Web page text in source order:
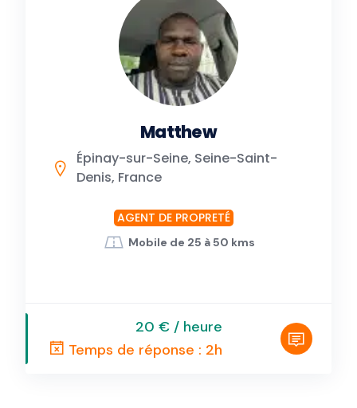
Matthew
Épinay-sur-Seine, Seine-Saint-
Denis, France
AGENT DE PROPRETÉ
Mobile de 25 à 50 kms
20 € / heure
Temps de réponse : 2h